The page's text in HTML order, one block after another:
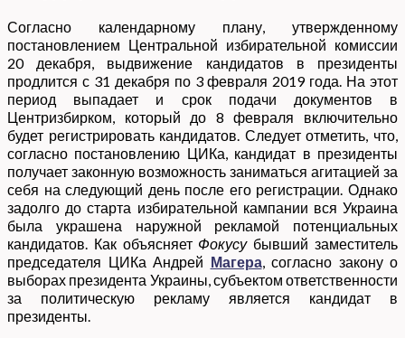
Согласно календарному плану, утвержденному
постановлением Центральной избирательной комиссии
20 декабря, выдвижение кандидатов в президенты
продлится с 31 декабря по 3 февраля 2019 года. На этот
период выпадает и срок подачи документов в
Центризбирком, который до 8 февраля включительно
будет регистрировать кандидатов. Следует отметить, что,
согласно постановлению ЦИКа, кандидат в президенты
получает законную возможность заниматься агитацией за
себя на следующий день после его регистрации. Однако
задолго до старта избирательной кампании вся Украина
была украшена наружной рекламой потенциальных
кандидатов. Как объясняет Фокусубывший заместитель
председателя ЦИКа Андрей Магера , согласно закону о
выборах президента Украины, субъектом ответственности
за политическую рекламу является кандидат в
президенты.